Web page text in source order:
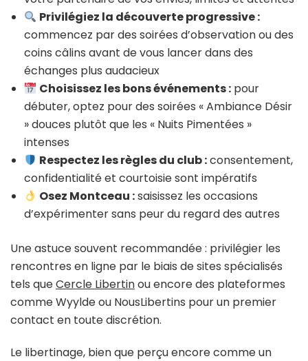
Privilégiez la découverte progressive :
commencez par des soirées d’observation ou des
coins câlins avant de vous lancer dans des
échanges plus audacieux
Choisissez les bons événements : pour
débuter, optez pour des soirées « Ambiance Désir
» douces plutôt que les « Nuits Pimentées »
intenses
Respectez les règles du club :consentement,
confidentialité et courtoisie sont impératifs
Osez Montceau :saisissez les occasions
d’expérimenter sans peur du regard des autres
Une astuce souvent recommandée : privilégier les
rencontres en ligne par le biais de sites spécialisés
tels queCercle Libertinou encore des plateformes
comme Wyylde ou NousLibertins pour un premier
contact en toute discrétion.
Le libertinage, bien que perçu encore comme un